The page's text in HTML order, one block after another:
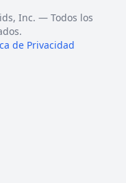
Inc. — Todos los
de Privacidad